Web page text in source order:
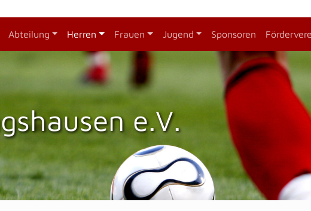
Abteilung Herren Frauen Jugend Sponsoren
e.V.